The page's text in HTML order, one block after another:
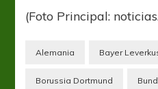
(Foto Principal:
Alemania Bayer
Borussia Dortmund